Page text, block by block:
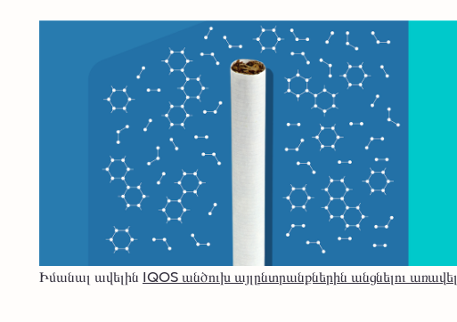
Իմանալ ավելին IQOS անծուխ այլընտրանքներին անցնելու